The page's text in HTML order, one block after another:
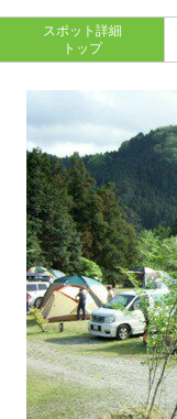
スポット詳細
トップ